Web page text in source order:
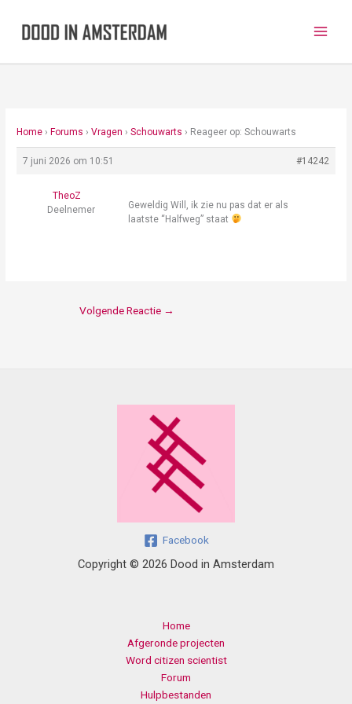
Home › Forums › Vragen › Schouwarts › Reageer op: Schouwarts
7 juni 2026 om 10:51 #14242
TheoZ
Deelnemer
Geweldig Will, ik zie nu pas dat er als
laatste “Halfweg” staat
Volgende Reactie →
Facebook
Copyright © 2026 Dood in Amsterdam
Home
Afgeronde projecten
Word citizen scientist
Forum
Hulpbestanden